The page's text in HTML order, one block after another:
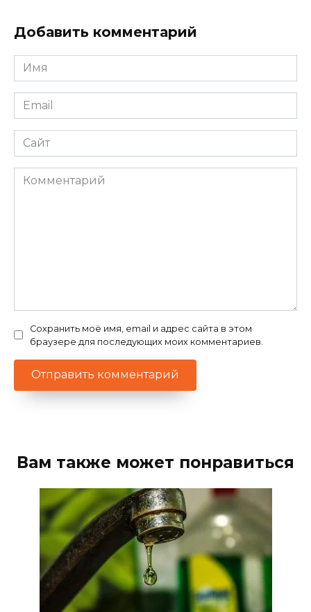
Добавить комментарий
Имя
*
Email
*
Сайт
Комментарий
Сохранить моё имя, email и адрес сайта в этом
браузере для последующих моих комментариев.
Вам также может понравиться